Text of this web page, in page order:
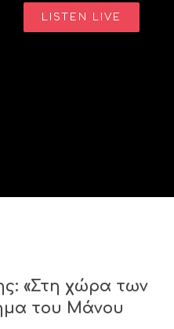
LISTEN LIVE
«Στη χώρα των
του Μάνου